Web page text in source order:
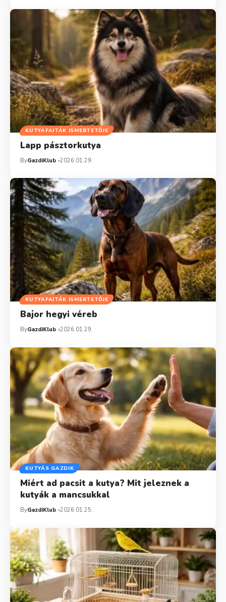
KUTYAFAJTÁK ISMERTETŐJE
Lapp pásztorkutya
ByGazdiKlub 2026.01.29.
KUTYAFAJTÁK ISMERTETŐJE
Bajor hegyi véreb
ByGazdiKlub 2026.01.29.
KUTYÁS GAZDIK
Miért ad pacsit a kutya? Mit jeleznek a
kutyák a mancsukkal
ByGazdiKlub 2026.01.25.